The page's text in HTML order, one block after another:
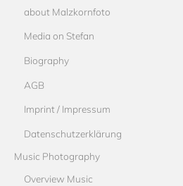
about Malzkornfoto
Media on Stefan
Biography
AGB
Imprint / Impressum
Datenschutzerklärung
Music Photography
Overview Music